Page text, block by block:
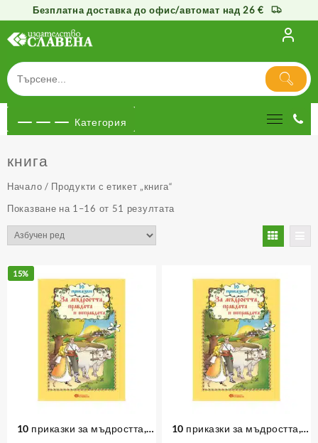
Безплатна доставка до офис/автомат над 26 €
съдържанието
Категория
книга
Начало / Продукти с етикет „книга“
Показване на 1–16 от 51 резултата
15%
10 приказки за мъдростта,
10 приказки за мъдростта,